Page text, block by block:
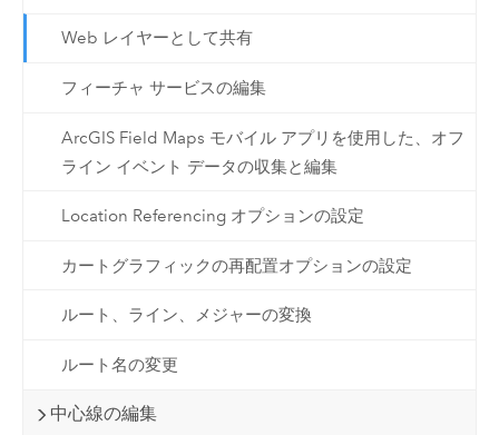
Web レイヤーとして共有
フィーチャ サービスの編集
ArcGIS Field Maps モバイル アプリを使用した、オフ
ライン イベント データの収集と編集
Location Referencing オプションの設定
カートグラフィックの再配置オプションの設定
ルート、ライン、メジャーの変換
ルート名の変更
中心線の編集